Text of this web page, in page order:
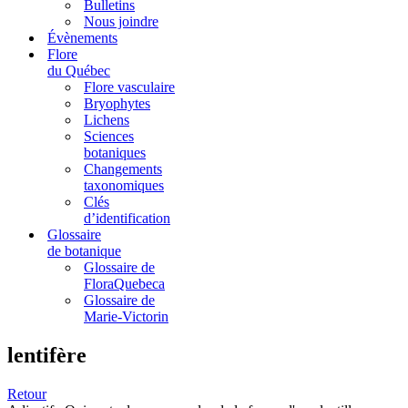
Bulletins
Nous joindre
Évènements
Flore
du Québec
Flore vasculaire
Bryophytes
Lichens
Sciences
botaniques
Changements
taxonomiques
Clés
d’identification
Glossaire
de botanique
Glossaire de
FloraQuebeca
Glossaire de
Marie-Victorin
lentifère
Retour